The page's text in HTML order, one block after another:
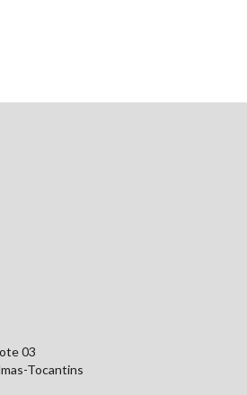
03
Tocantins